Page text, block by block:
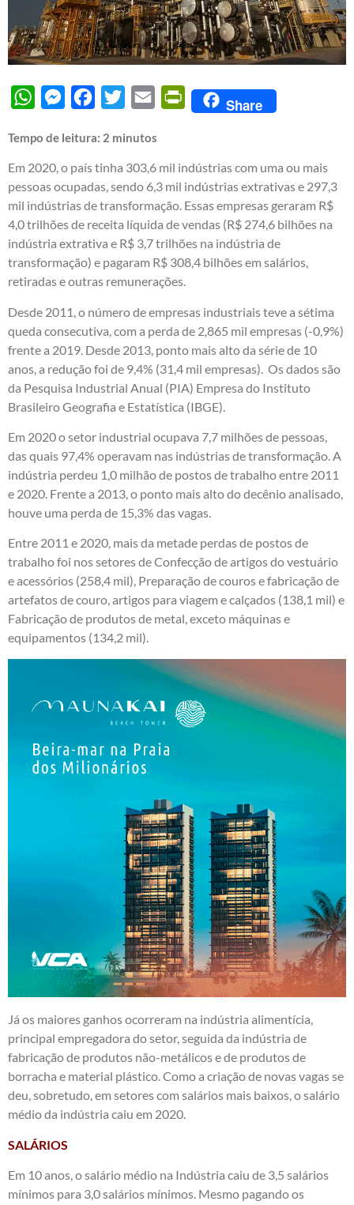
WhatsAppMessengerFacebook
Twitter Email PrintFriendly
Share
Tempo de leitura: 2 minutos
Em 2020, o país tinha 303,6 mil indústrias com uma ou mais
pessoas ocupadas, sendo 6,3 mil indústrias extrativas e 297,3
mil indústrias de transformação. Essas empresas geraram R$
4,0 trilhões de receita líquida de vendas (R$ 274,6 bilhões na
indústria extrativa e R$ 3,7 trilhões na indústria de
transformação) e pagaram R$ 308,4 bilhões em salários,
retiradas e outras remunerações.
Desde 2011, o número de empresas industriais teve a sétima
queda consecutiva, com a perda de 2,865 mil empresas (-0,9%)
frente a 2019. Desde 2013, ponto mais alto da série de 10
anos, a redução foi de 9,4% (31,4 mil empresas). Os dados são
da Pesquisa Industrial Anual (PIA) Empresa do Instituto
Brasileiro Geografia e Estatística (IBGE).
Em 2020 o setor industrial ocupava 7,7 milhões de pessoas,
das quais 97,4% operavam nas indústrias de transformação. A
indústria perdeu 1,0 milhão de postos de trabalho entre 2011
e 2020. Frente a 2013, o ponto mais alto do decênio analisado,
houve uma perda de 15,3% das vagas.
Entre 2011 e 2020, mais da metade perdas de postos de
trabalho foi nos setores de Confecção de artigos do vestuário
e acessórios (258,4 mil), Preparação de couros e fabricação de
artefatos de couro, artigos para viagem e calçados (138,1 mil) e
Fabricação de produtos de metal, exceto máquinas e
equipamentos (134,2 mil).
Já os maiores ganhos ocorreram na indústria alimentícia,
principal empregadora do setor, seguida da indústria de
fabricação de produtos não-metálicos e de produtos de
borracha e material plástico. Como a criação de novas vagas se
deu, sobretudo, em setores com salários mais baixos, o salário
médio da indústria caiu em 2020.
SALÁRIOS
Em 10 anos, o salário médio na Indústria caiu de 3,5 salários
mínimos para 3,0 salários mínimos. Mesmo pagando os